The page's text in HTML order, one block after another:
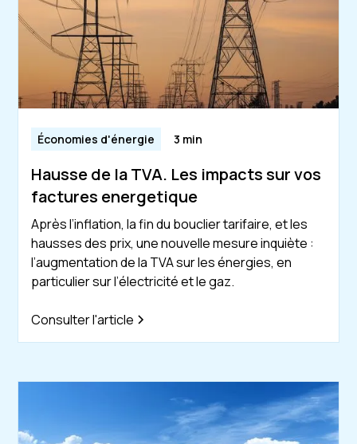
Économies d'énergie 3 min
Hausse de la TVA. Les impacts sur vos
factures energetique
Après l’inflation, la fin du bouclier tarifaire, et les
hausses des prix, une nouvelle mesure inquiète :
l’augmentation de la TVA sur les énergies, en
particulier sur l’électricité et le gaz.
Consulter l'article